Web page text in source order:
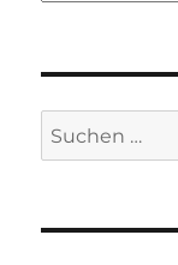
Suche
nach: